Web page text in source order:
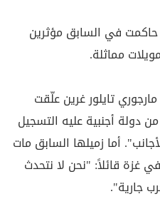
حاكمت في السابق مؤثرين
تايلور غرين علّقت
دولة أجنبية عليه التسجيل
أما زميلها السابق مات
غزة قائلاً: "نحن لا نتحدث
جارية".